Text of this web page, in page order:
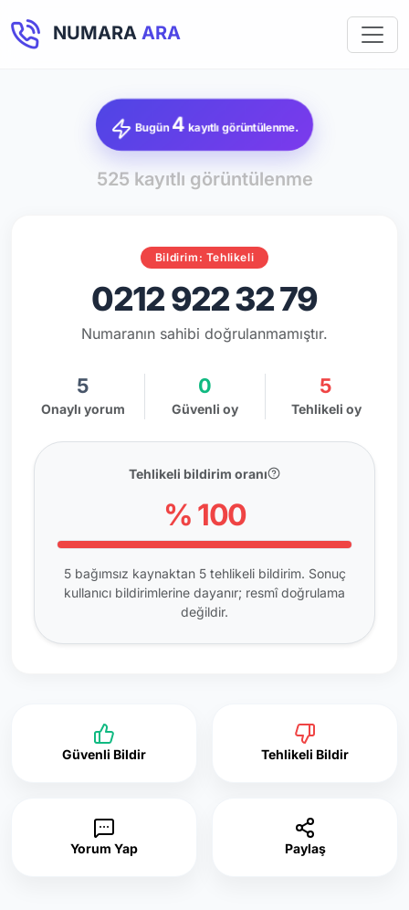
NUMARA ARA
Bugün 4 kayıtlı görüntülenme.
525 kayıtlı görüntülenme
Bildirim: Tehlikeli
0212 922 32 79
Numaranın sahibi doğrulanmamıştır.
5
Onaylı yorum
0
Güvenli oy
5
Tehlikeli oy
Tehlikeli bildirim oranı
% 100
5 bağımsız kaynaktan 5 tehlikeli bildirim. Sonuç
kullanıcı bildirimlerine dayanır; resmî doğrulama
değildir.
Güvenli Bildir Tehlikeli Bildir
Yorum Yap Paylaş